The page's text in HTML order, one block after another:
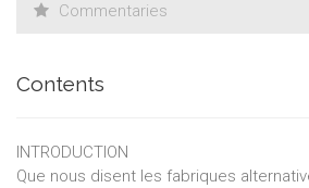
Commentaries
Contents
INTRODUCTION
Que nous disent les fabriques